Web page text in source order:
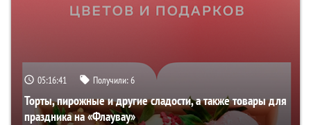
05:16:40 Получили:6
Торты, пирожные и другие сладости, а также товары для
праздника на «Флаувау»